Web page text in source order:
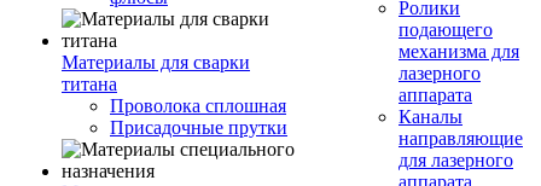
Материалы для сварки
титана
Проволока сплошная
Присадочные прутки
Ролики
подающего
механизма для
лазерного
аппарата
Каналы
направляющие
для лазерного
аппарата